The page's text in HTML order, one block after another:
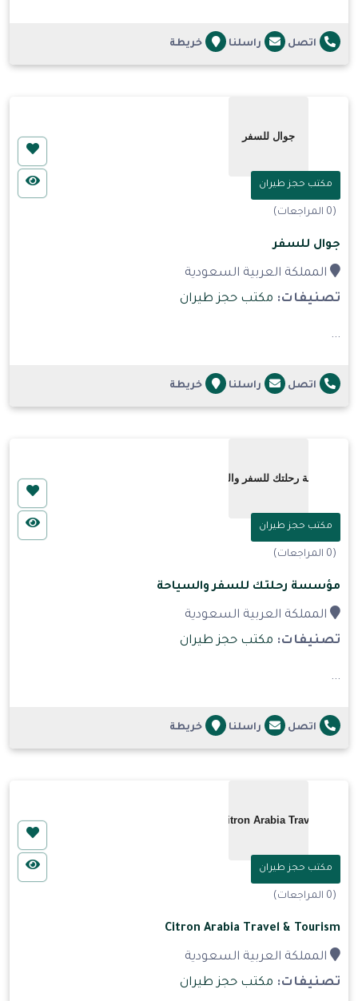
اتصل راسلنا خريطة
مكتب حجز طيران
(0 المراجعات)
جوال للسفر
المملكة العربية السعودية
تصنيفات: مكتب حجز طيران
...
اتصل راسلنا خريطة
مكتب حجز طيران
(0 المراجعات)
مؤسسة رحلتك للسفر والسياحة
المملكة العربية السعودية
تصنيفات: مكتب حجز طيران
...
اتصل راسلنا خريطة
مكتب حجز طيران
(0 المراجعات)
Citron Arabia Travel & Tourism
المملكة العربية السعودية
تصنيفات: مكتب حجز طيران